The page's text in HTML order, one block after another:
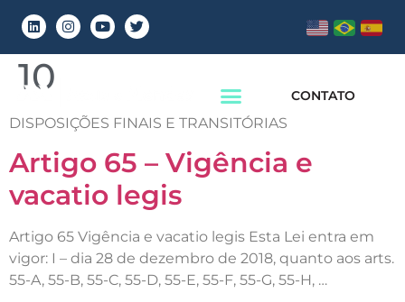
CONTATO
Capítulo:
Capítulo
10
DISPOSIÇÕES FINAIS E TRANSITÓRIAS
Artigo 65 – Vigência e
vacatio legis
Artigo 65 Vigência e vacatio legis Esta Lei entra em
vigor: I – dia 28 de dezembro de 2018, quanto aos arts.
55-A, 55-B, 55-C, 55-D, 55-E, 55-F, 55-G, 55-H, …